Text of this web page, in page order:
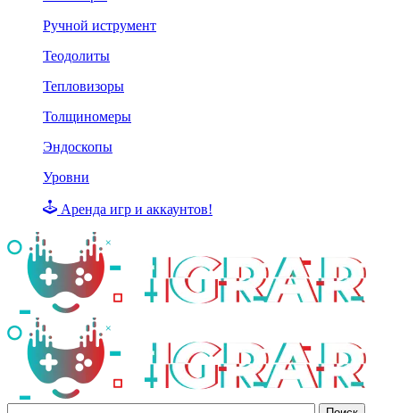
Ручной иструмент
Теодолиты
Тепловизоры
Толщиномеры
Эндоскопы
Уровни
Аренда игр и аккаунтов!